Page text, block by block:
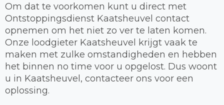
Om dat te voorkomen kunt u direct met
Ontstoppingsdienst Kaatsheuvel contact
opnemen om het niet zo ver te laten komen.
Onze loodgieter Kaatsheuvel krijgt vaak te
maken met zulke omstandigheden en hebben
het binnen no time voor u opgelost. Dus woont
u in Kaatsheuvel, contacteer ons voor een
oplossing.